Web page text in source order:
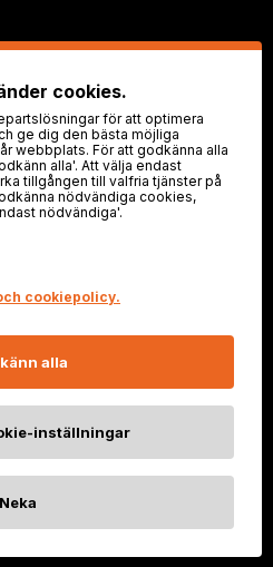
cookies.
för att optimera
ge dig den bästa möjliga
webbplats. För att godkänna alla
alla'. Att välja endast
tillgången till valfria tjänster på
nödvändiga cookies,
nödvändiga'.
cookiepolicy.
alla
inställningar
Neka